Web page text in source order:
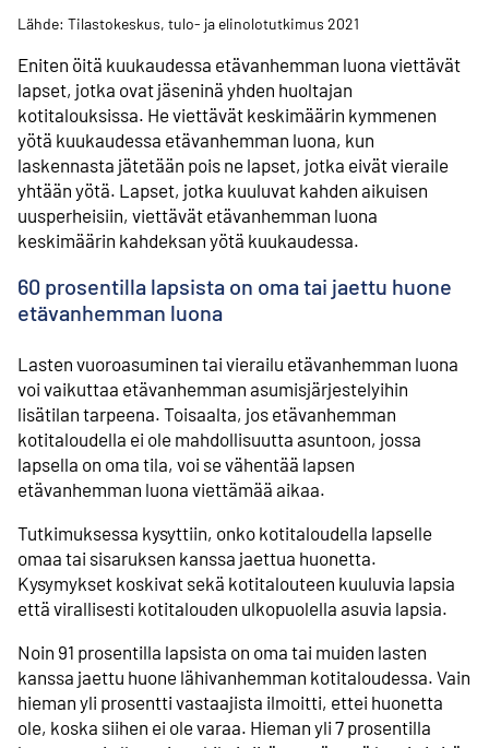
Lähde: Tilastokeskus, tulo- ja elinolotutkimus 2021
Eniten öitä kuukaudessa etävanhemman luona viettävät
lapset, jotka ovat jäseninä yhden huoltajan
kotitalouksissa. He viettävät keskimäärin kymmenen
yötä kuukaudessa etävanhemman luona, kun
laskennasta jätetään pois ne lapset, jotka eivät vieraile
yhtään yötä. Lapset, jotka kuuluvat kahden aikuisen
uusperheisiin, viettävät etävanhemman luona
keskimäärin kahdeksan yötä kuukaudessa.
60 prosentilla lapsista on oma tai jaettu huone
etävanhemman luona
Lasten vuoroasuminen tai vierailu etävanhemman luona
voi vaikuttaa etävanhemman asumisjärjestelyihin
lisätilan tarpeena. Toisaalta, jos etävanhemman
kotitaloudella ei ole mahdollisuutta asuntoon, jossa
lapsella on oma tila, voi se vähentää lapsen
etävanhemman luona viettämää aikaa.
Tutkimuksessa kysyttiin, onko kotitaloudella lapselle
omaa tai sisaruksen kanssa jaettua huonetta.
Kysymykset koskivat sekä kotitalouteen kuuluvia lapsia
että virallisesti kotitalouden ulkopuolella asuvia lapsia.
Noin 91 prosentilla lapsista on oma tai muiden lasten
kanssa jaettu huone lähivanhemman kotitaloudessa. Vain
hieman yli prosentti vastaajista ilmoitti, ettei huonetta
ole, koska siihen ei ole varaa. Hieman yli 7 prosentilla